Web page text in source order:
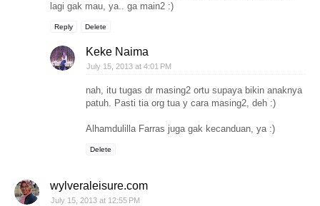
lagi gak mau, ya.. ga main2 :)
Reply Delete
Keke Naima
July 15, 2013 at 4:01 PM
nah, itu tugas dr masing2 ortu supaya bikin anaknya
patuh. Pasti tia org tua y cara masing2, deh :)
Alhamdulilla Farras juga gak kecanduan, ya :)
Delete
wylveraleisure.com
July 15, 2013 at 12:55 PM